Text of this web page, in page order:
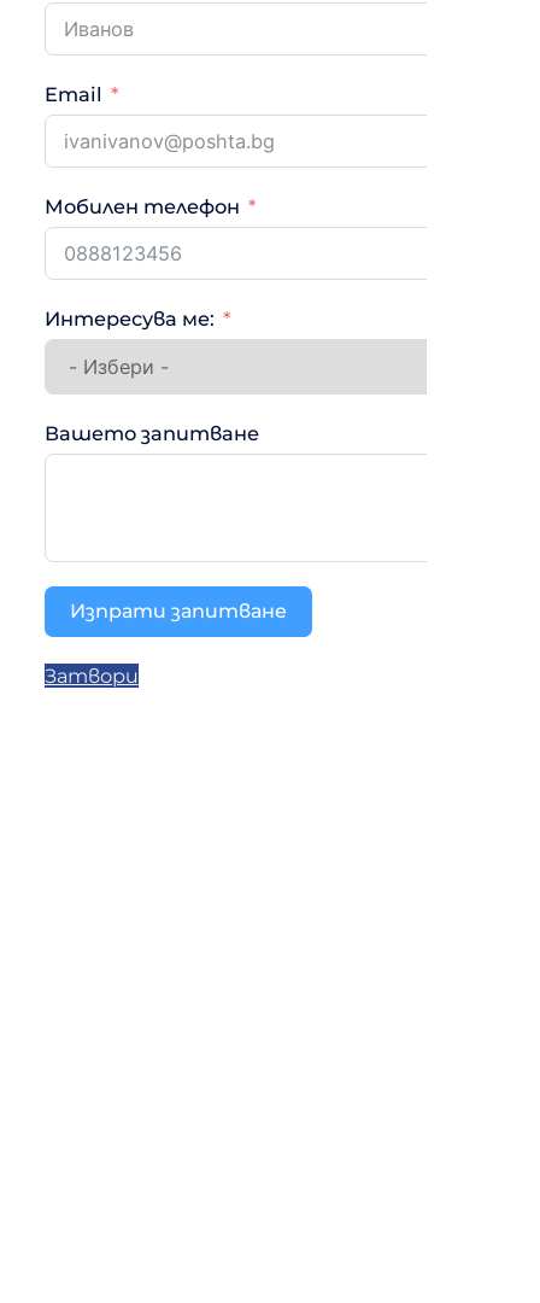
Email
Мобилен телефон
Интересува ме:
Вашето запитване
Изпрати запитване
Затвори